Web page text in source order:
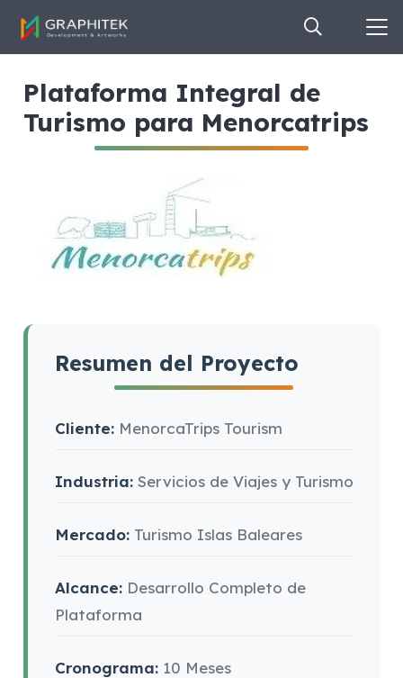
Plataforma Integral de
Turismo para Menorcatrips
Resumen del Proyecto
Cliente:MenorcaTrips Tourism
Industria:Servicios de Viajes y Turismo
Mercado:Turismo Islas Baleares
Alcance:Desarrollo Completo de
Plataforma
Cronograma:10 Meses